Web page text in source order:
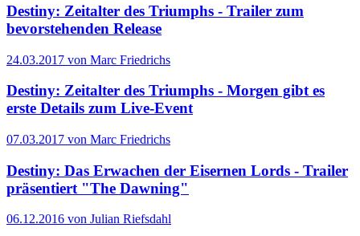
Destiny: Zeitalter des Triumphs - Trailer zum
bevorstehenden Release
24.03.2017 von Marc Friedrichs
Destiny: Zeitalter des Triumphs - Morgen gibt es
erste Details zum Live-Event
07.03.2017 von Marc Friedrichs
Destiny: Das Erwachen der Eisernen Lords - Trailer
präsentiert "The Dawning"
06.12.2016 von Julian Riefsdahl